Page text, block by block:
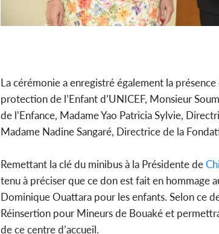
La cérémonie a enregistré également la
protection de l’Enfant d’UNICEF, Monsieur
de l’Enfance, Madame Yao Patricia Sylvie,
Madame Nadine Sangaré, Directrice de la
Remettant la clé du minibus à la Présidente de
tenu à préciser que ce don est fait en hommage
Dominique Ouattara pour les enfants. Selon ce
Réinsertion pour Mineurs de Bouaké et
de ce centre d’accueil.